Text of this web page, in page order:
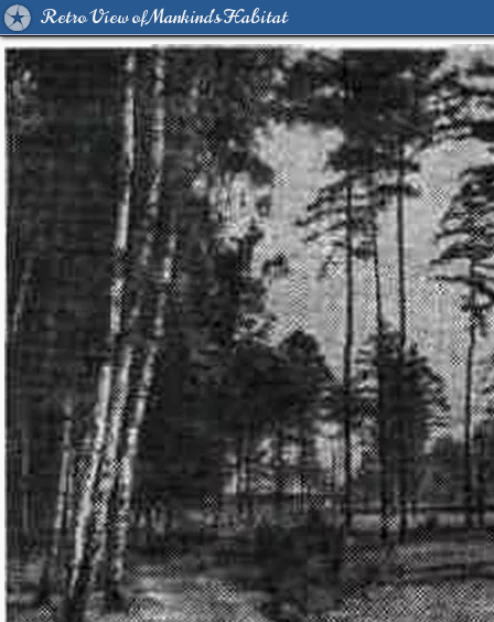
Retro View of Mankind's Habitat